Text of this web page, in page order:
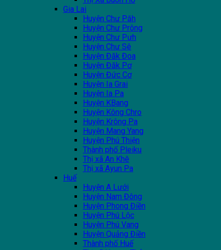
Gia Lai
Huyện Chư Păh
Huyện Chư Prông
Huyện Chư Pưh
Huyện Chư Sê
Huyện Đăk Đoa
Huyện Đăk Pơ
Huyện Đức Cơ
Huyện Ia Grai
Huyện Ia Pa
Huyện KBang
Huyện Kông Chro
Huyện Krông Pa
Huyện Mang Yang
Huyện Phú Thiện
Thành phố Pleiku
Thị xã An Khê
Thị xã Ayun Pa
Huế
Huyện A Lưới
Huyện Nam Đông
Huyện Phong Điền
Huyện Phú Lộc
Huyện Phú Vang
Huyện Quảng Điền
Thành phố Huế